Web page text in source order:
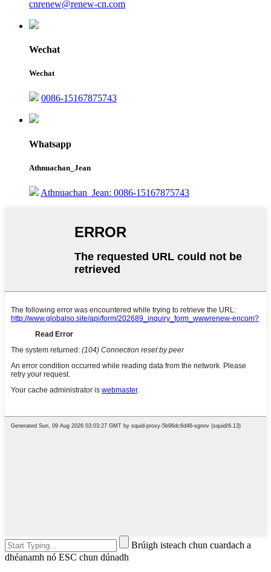
cnrenew@renew-cn.com
Wechat
Wechat
0086-15167875743
Whatsapp
Athnuachan_Jean
Athnuachan_Jean: 0086-15167875743
Brúigh isteach chun cuardach a
dhéanamh nó ESC chun dúnadh